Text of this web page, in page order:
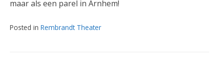
maar als een parel in Arnhem!
Posted in Rembrandt Theater